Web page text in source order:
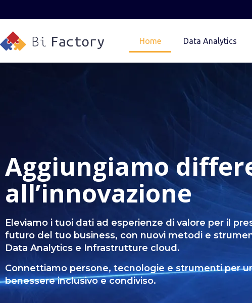
Home Data Analytics
Aggiungiamo
all’innovazione
Eleviamo i tuoi dati ad esperienze di valore per il
futuro del tuo business, con nuovi metodi e
Data Analytics e Infrastrutture cloud.
Connettiamo persone, tecnologie e strumenti per
benessere inclusivo e condiviso.